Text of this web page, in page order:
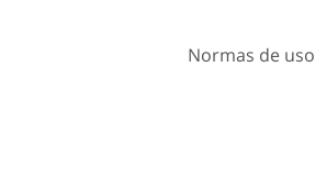
Normas de uso